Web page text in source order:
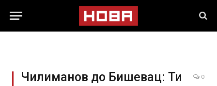
Чилиманов до Бишевац: Ти
0